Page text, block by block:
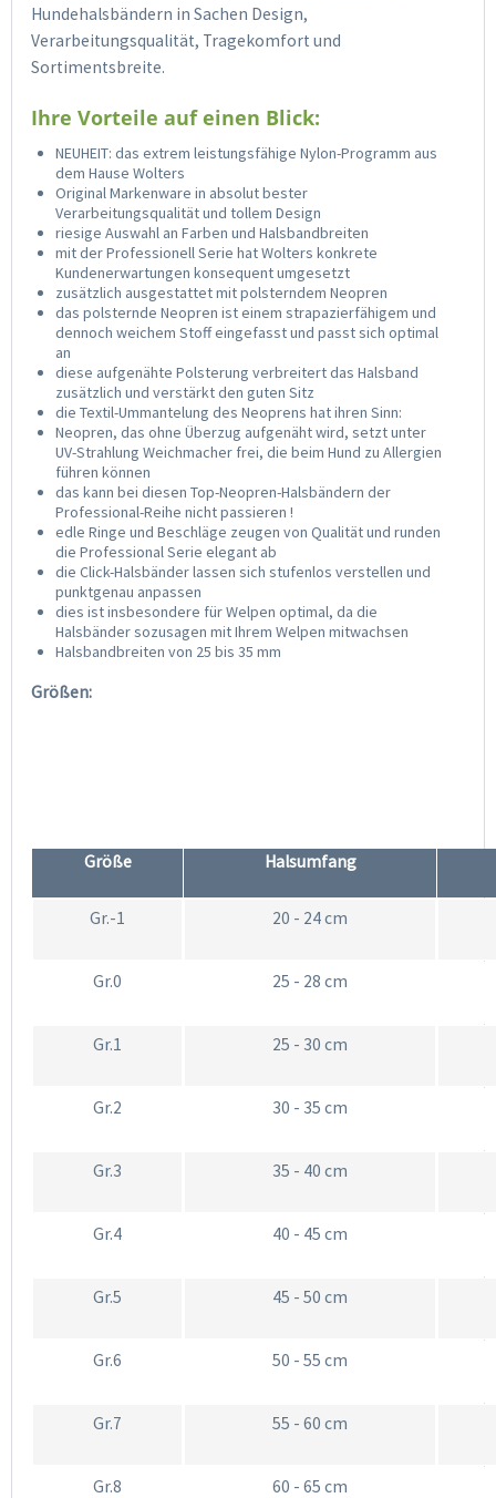
Hundehalsbändern in Sachen Design,
Verarbeitungsqualität, Tragekomfort und
Sortimentsbreite.
Ihre Vorteile auf einen Blick:
NEUHEIT: das extrem leistungsfähige Nylon-Programm aus
dem Hause Wolters
Original Markenware in absolut bester
Verarbeitungsqualität und tollem Design
riesige Auswahl an Farben und Halsbandbreiten
mit der Professionell Serie hat Wolters konkrete
Kundenerwartungen konsequent umgesetzt
zusätzlich ausgestattet mit polsterndem Neopren
das polsternde Neopren ist einem strapazierfähigem und
dennoch weichem Stoff eingefasst und passt sich optimal
an
diese aufgenähte Polsterung verbreitert das Halsband
zusätzlich und verstärkt den guten Sitz
die Textil-Ummantelung des Neoprens hat ihren Sinn:
Neopren, das ohne Überzug aufgenäht wird, setzt unter
UV-Strahlung Weichmacher frei, die beim Hund zu Allergien
führen können
das kann bei diesen Top-Neopren-Halsbändern der
Professional-Reihe nicht passieren !
edle Ringe und Beschläge zeugen von Qualität und runden
die Professional Serie elegant ab
die Click-Halsbänder lassen sich stufenlos verstellen und
punktgenau anpassen
dies ist insbesondere für Welpen optimal, da die
Halsbänder sozusagen mit Ihrem Welpen mitwachsen
Halsbandbreiten von 25 bis 35 mm
Größen:
Größe Halsumfang
Gr.-1 20 - 24 cm
Gr.0 25 - 28 cm
Gr.1 25 - 30 cm
Gr.2 30 - 35 cm
Gr.3 35 - 40 cm
Gr.4 40 - 45 cm
Gr.5 45 - 50 cm
Gr.6 50 - 55 cm
Gr.7 55 - 60 cm
Gr.8 60 - 65 cm